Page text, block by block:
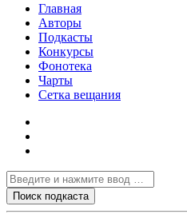
Главная
Авторы
Подкасты
Конкурсы
Фонотека
Чарты
Сетка вещания